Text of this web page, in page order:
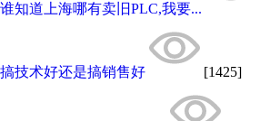
谁知道上海哪有卖旧PLC,我要...
搞技术好还是搞销售好 [1425]